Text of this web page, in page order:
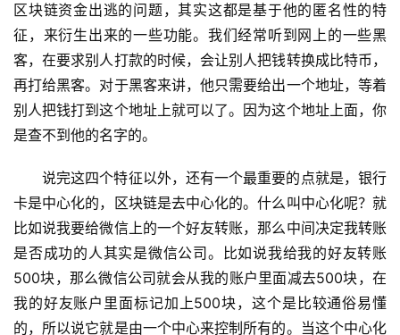
区块链资金出逃的问题，其实这都是基于他的匿名性的特
征，来衍生出来的一些功能。我们经常听到网上的一些黑
客，在要求别人打款的时候，会让别人把钱转换成比特币，
再打给黑客。对于黑客来讲，他只需要给出一个地址，等着
别人把钱打到这个地址上就可以了。因为这个地址上面，你
是查不到他的名字的。
说完这四个特征以外，还有一个最重要的点就是，银行
卡是中心化的，区块链是去中心化的。什么叫中心化呢？就
比如说我要给微信上的一个好友转账，那么中间决定我转账
是否成功的人其实是微信公司。比如说我给我的好友转账
500块，那么微信公司就会从我的账户里面减去500块，在
我的好友账户里面标记加上500块，这个是比较通俗易懂
的，所以说它就是由一个中心来控制所有的。当这个中心化